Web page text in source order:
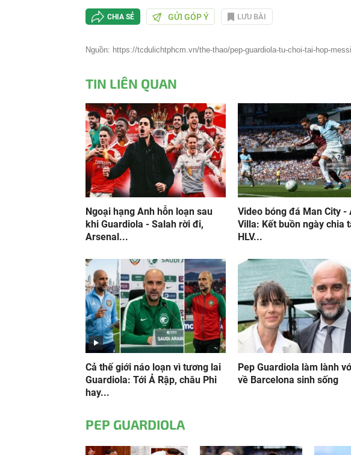
CHIA SẺ GỬI GÓP Ý LƯU BÀI
Nguồn: https://tcdulichtphcm.vn/the-thao/pep-guardiola-tu-choi-tai-hop-
TIN LIÊN QUAN
Ngoại hạng Anh hỗn loạn sau
khi Guardiola - Salah rời đi,
Arsenal...
Video bóng đá Man City -
Villa: Kết buồn ngày chia
HLV...
Cả thế giới náo loạn vì tương lai
Guardiola: Tới Ả Rập, châu Phi
hay...
Pep Guardiola làm lành
về Barcelona sinh sống
PEP GUARDIOLA